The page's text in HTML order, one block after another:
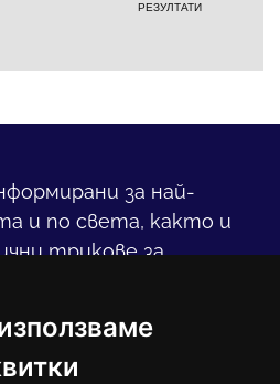
РЕЗУЛТАТИ
за най-
и по света, както и
трикове за
за
и градината,
и, въобще, как да
оазис в този така